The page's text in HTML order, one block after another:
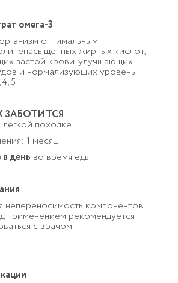
омега-3
оптимальным
жирных кислот,
застой крови, улучшающих
и нормализующих уровень
5
ЗАБОТИТСЯ
походке!
1 месяц
день во время еды
непереносимость компонентов
применением рекомендуется
с врачом.